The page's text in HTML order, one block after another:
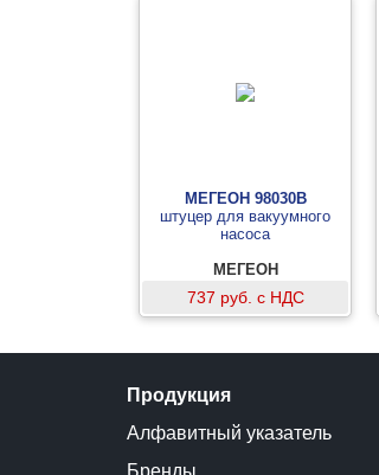
МЕГЕОН 98030В
штуцер для вакуумного
насоса
МЕГЕОН
737 руб. с НДС
Продукция
Алфавитный указатель
Бренды